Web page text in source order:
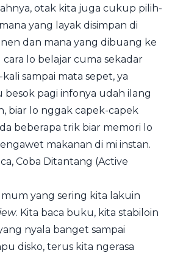
otak kita juga cukup pilih-
yang layak disimpan di
dan mana yang dibuang ke
cara lo belajar cuma sekadar
sampai mata sepet, ya
besok pagi infonya udah ilang
biar lo nggak capek-capek
beberapa trik biar memori lo
makanan di mi instan.
Coba Ditantang (Active
yang sering kita lakuin
. Kita baca buku, kita stabiloin
nyala banget sampai
disko, terus kita ngerasa